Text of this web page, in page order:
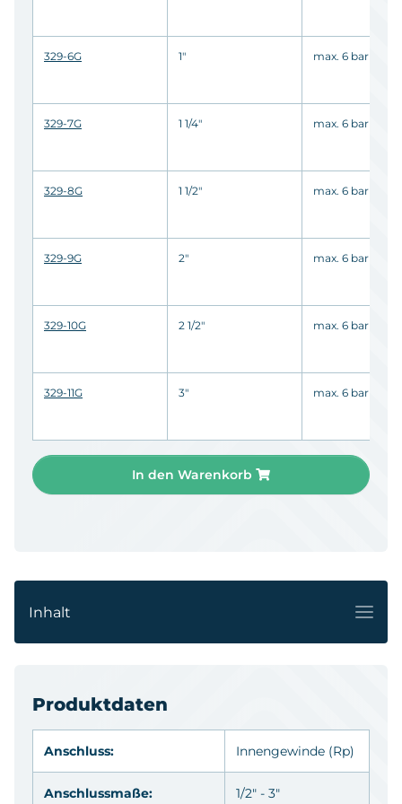
329-6G 1" max. 6 bar
329-7G 1 1/4" max. 6 bar
329-8G 1 1/2" max. 6 bar
329-9G 2" max. 6 bar
329-10G 2 1/2" max. 6 bar
329-11G 3" max. 6 bar
In den Warenkorb
Inhalt
Produktdaten
Anschluss: Innengewinde (Rp)
Anschlussmaße: 1/2" - 3"